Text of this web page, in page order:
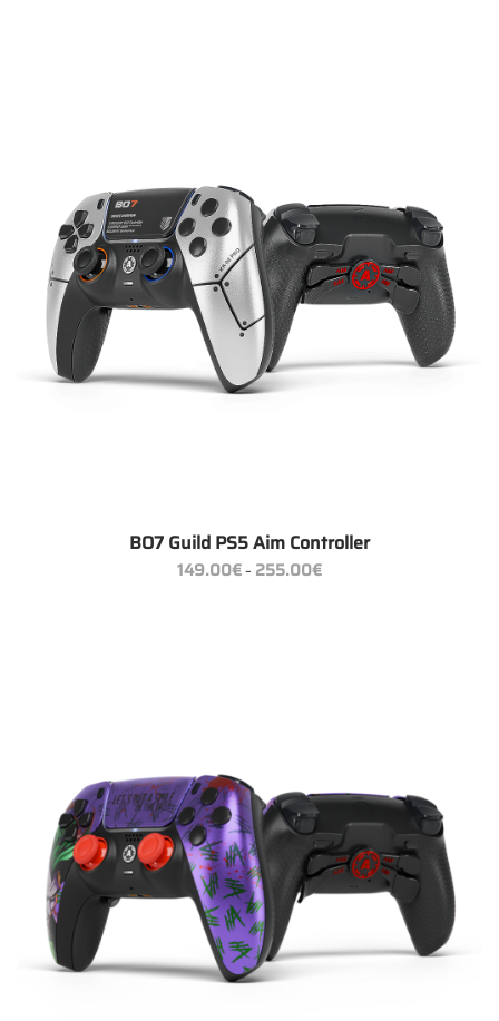
BO7 Guild PS5 Aim Controller
149.00€– 255.00€Preisspanne:
149.00€